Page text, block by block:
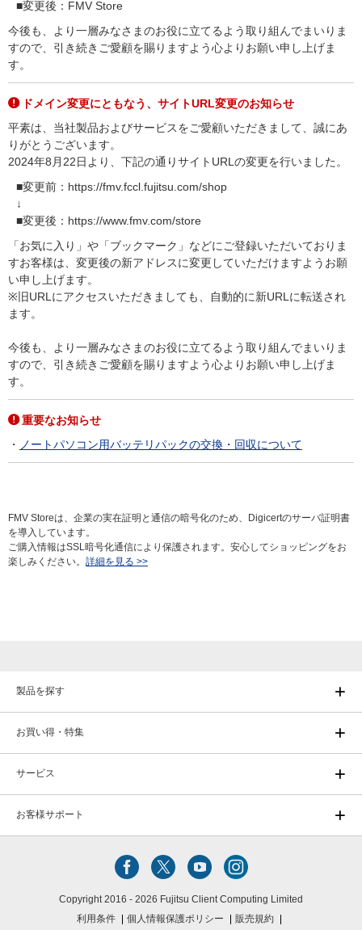
■変更後：FMV Store
今後も、より一層みなさまのお役に立てるよう取り組んでまいりま
すので、引き続きご愛顧を賜りますよう心よりお願い申し上げま
す。
ドメイン変更にともなう、サイトURL変更のお知らせ
平素は、当社製品およびサービスをご愛顧いただきまして、誠にあ
りがとうございます。
2024年8月22日より、下記の通りサイトURLの変更を行いました。
■変更前：https://fmv.fccl.fujitsu.com/shop
↓
■変更後：https://www.fmv.com/store
「お気に入り」や「ブックマーク」などにご登録いただいておりま
すお客様は、変更後の新アドレスに変更していただけますようお願
い申し上げます。
※旧URLにアクセスいただきましても、自動的に新URLに転送され
ます。
今後も、より一層みなさまのお役に立てるよう取り組んでまいりま
すので、引き続きご愛顧を賜りますよう心よりお願い申し上げま
す。
重要なお知らせ
ノートパソコン用バッテリパックの交換・回収について
FMV Storeは、企業の実在証明と通信の暗号化のため、Digicertのサーバ証明書
を導入しています。
ご購入情報はSSL暗号化通信により保護されます。安心してショッピングをお
楽しみください。 詳細を見る >>
製品を探す
お買い得・特集
サービス
お客様サポート
Copyright 2016 - 2026 Fujitsu Client Computing Limited
利用条件
個人情報保護ポリシー 販売規約